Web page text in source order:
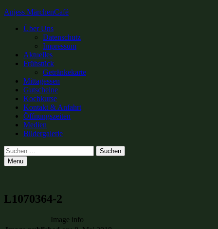
Anjess MärchenCafé
Primary
Über Uns
Datenschutz
Impressum
Aktuelles
Frühstück
Getränkekarte
Mittagessen
Gutscheine
Kochkurse
Kontakt & Anfahrt
Öffnungszeiten
Medien
Bildergalerie
Search
Suchen
nach:
Menu
L1070364-2
Image info